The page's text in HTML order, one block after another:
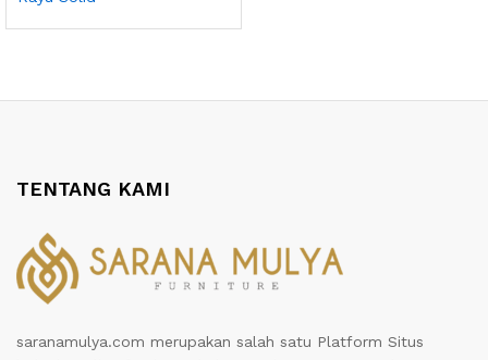
TENTANG KAMI
saranamulya.com merupakan salah satu Platform Situs